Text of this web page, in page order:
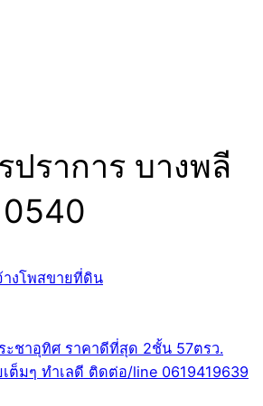
ราการ บางพลี
างโพสขายที่ดิน
ชาอุทิศ ราคาดีที่สุด 2ชั้น 57ตรว.
ต็มๆ ทำเลดี ติดต่อ/line 0619419639